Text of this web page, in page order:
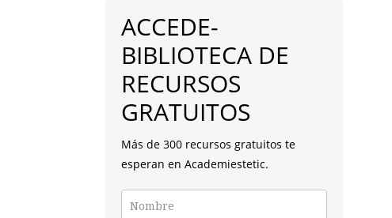
LATERAL
PRINCIPAL
ACCEDE-
BIBLIOTECA DE
RECURSOS
GRATUITOS
Más de 300 recursos gratuitos te
esperan en Academiestetic.